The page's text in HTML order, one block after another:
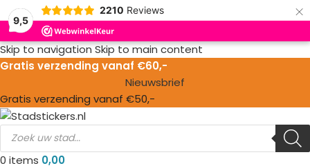
9,5
2210 Reviews ×
Skip to navigationSkip to main content
Gratis verzending vanaf €60,-
Nieuwsbrief
Gratis verzending vanaf €50,-
0 items 0,00